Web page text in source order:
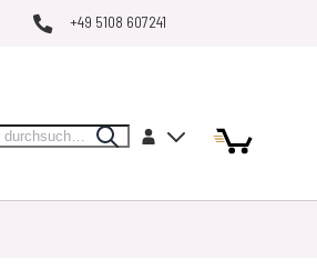
+49 5108 607241
SearchKonto MeinArtikel
Artikel